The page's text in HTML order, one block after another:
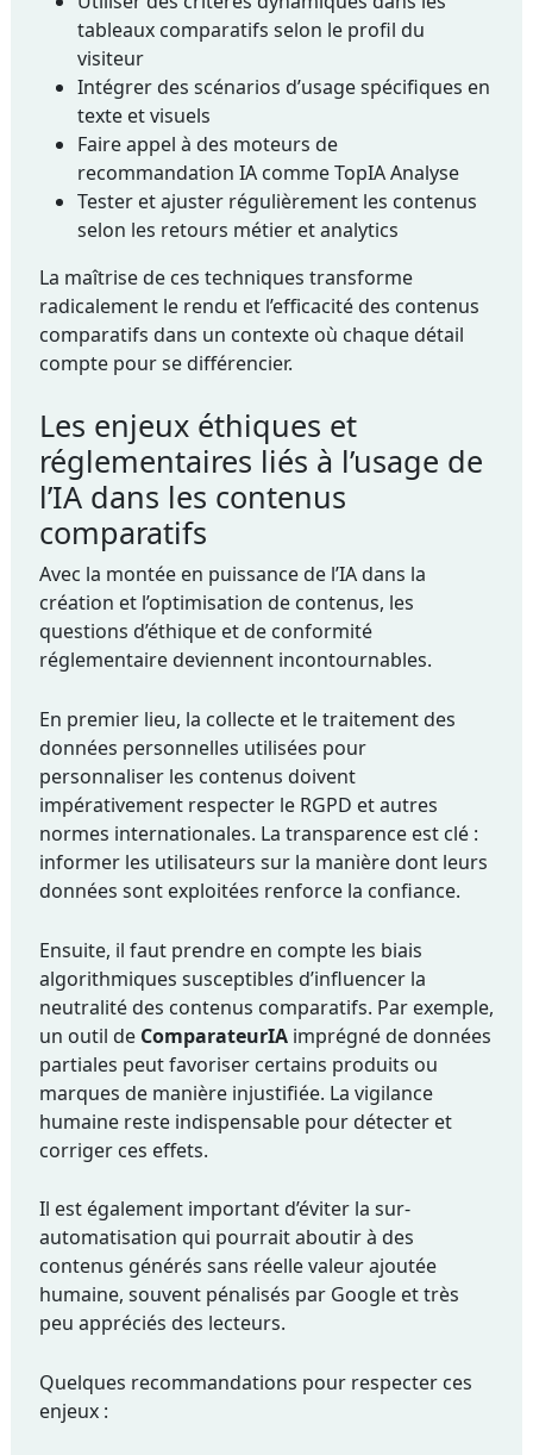
tableaux comparatifs selon le profil du
visiteur
Intégrer des scénarios d’usage spécifiques en
texte et visuels
Faire appel à des moteurs de
recommandation IA comme TopIA Analyse
Tester et ajuster régulièrement les contenus
selon les retours métier et analytics
La maîtrise de ces techniques transforme
radicalement le rendu et l’efficacité des contenus
comparatifs dans un contexte où chaque détail
compte pour se différencier.
Les enjeux éthiques et
réglementaires liés à l’usage de
l’IA dans les contenus
comparatifs
Avec la montée en puissance de l’IA dans la
création et l’optimisation de contenus, les
questions d’éthique et de conformité
réglementaire deviennent incontournables.
En premier lieu, la collecte et le traitement des
données personnelles utilisées pour
personnaliser les contenus doivent
impérativement respecter le RGPD et autres
normes internationales. La transparence est clé :
informer les utilisateurs sur la manière dont leurs
données sont exploitées renforce la confiance.
Ensuite, il faut prendre en compte les biais
algorithmiques susceptibles d’influencer la
neutralité des contenus comparatifs. Par exemple,
un outil de ComparateurIAimprégné de données
partiales peut favoriser certains produits ou
marques de manière injustifiée. La vigilance
humaine reste indispensable pour détecter et
corriger ces effets.
Il est également important d’éviter la sur-
automatisation qui pourrait aboutir à des
contenus générés sans réelle valeur ajoutée
humaine, souvent pénalisés par Google et très
peu appréciés des lecteurs.
Quelques recommandations pour respecter ces
enjeux :